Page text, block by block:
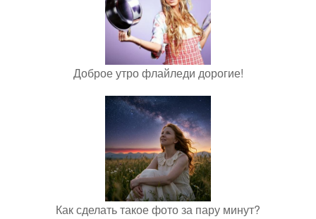
Доброе утро флайледи дорогие!
Как сделать такое фото за пару минут?